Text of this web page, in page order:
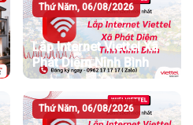
Thứ Năm, 06/08/2026
Lắp Internet Viettel Xã
Phát Diệm Ninh Bình
Thứ Năm, 06/08/2026